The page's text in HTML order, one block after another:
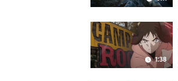
1:38